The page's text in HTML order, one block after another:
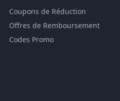
Coupons de Réduction
Offres de Remboursement
Codes Promo